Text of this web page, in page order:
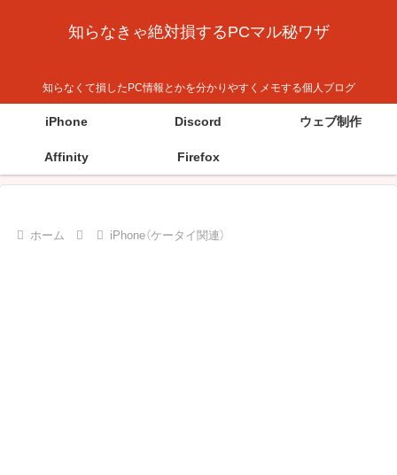
知らなきゃ絶対損するPCマル秘ワザ
知らなくて損したPC情報とかを分かりやすくメモする個人ブログ
iPhone Discord ウェブ制作
Affinity Firefox
ホーム iPhone（ケータイ関連）